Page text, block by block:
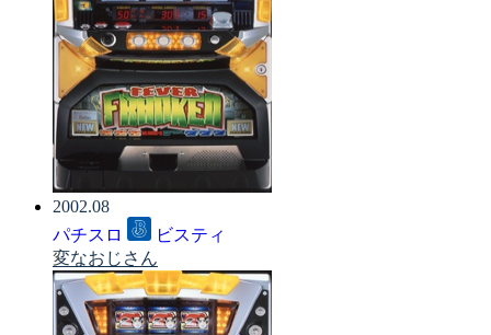
2002.08
パチスロ
ビスティ
変なおじさん